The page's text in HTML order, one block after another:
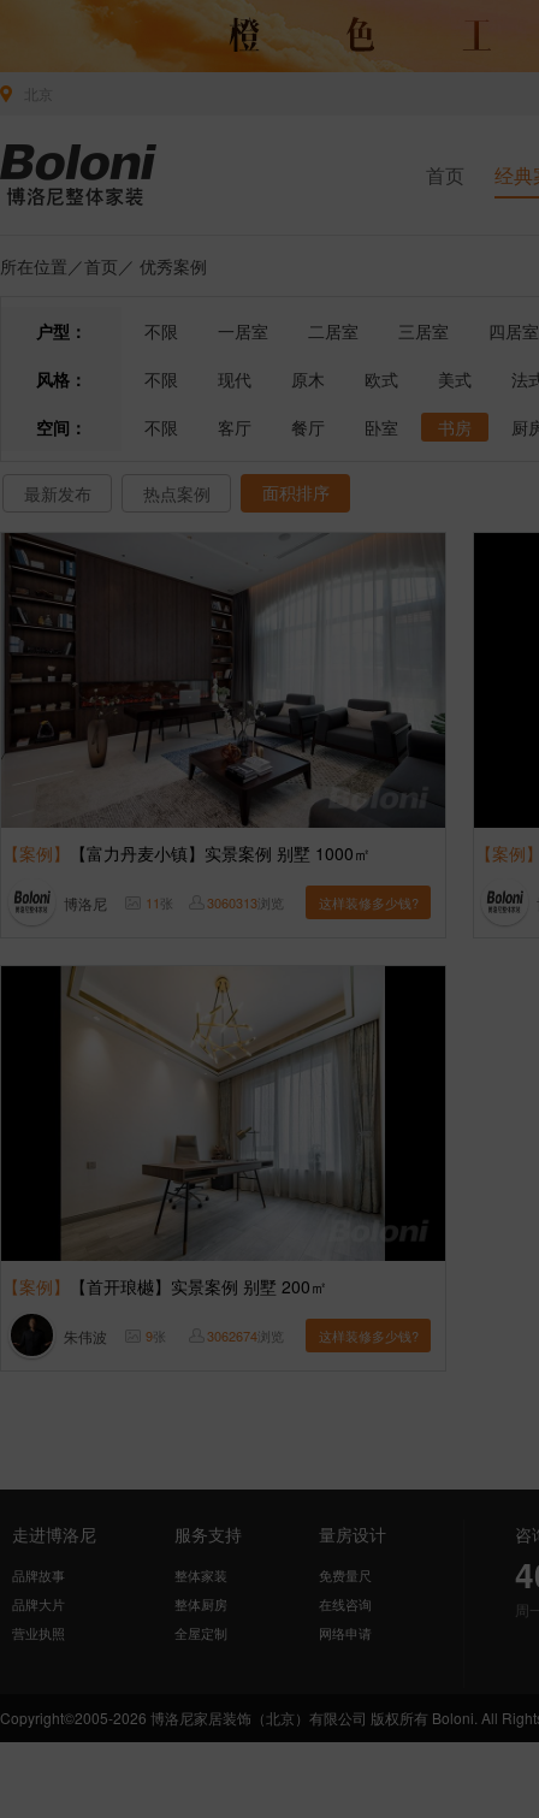
首页 经典
所在位置／首页 ／ 优秀案例
户型： 不限 一居室 二居室 三居室
四居室
风格：
不限 现代 原木 欧式 美式
法
空间：
不限 客厅 餐厅 卧室 书房 厨
最新发布 热点案例 面积排序
【案例】 【富力丹麦小镇】实景案例 别墅 1000㎡
博洛尼 11张 3060313浏览 这样装修多少钱?
【案例
【案例】 【首开琅樾】实景案例 别墅 200㎡
朱伟波 9张 3062674浏览 这样装修多少钱?
走进博洛尼
品牌故事
品牌大片
营业执照
服务支持
整体家装
整体厨房
全屋定制
量房设计
免费量尺
在线咨询
网络申请
咨
周
Copyright©2005-2026 博洛尼家居装饰（北京）有限公司 版权所有 Boloni. All